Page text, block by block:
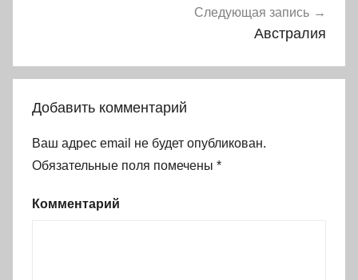
Следующая запись
Австралия
Добавить комментарий
Ваш адрес email не будет опубликован.
Обязательные поля помечены *
Комментарий